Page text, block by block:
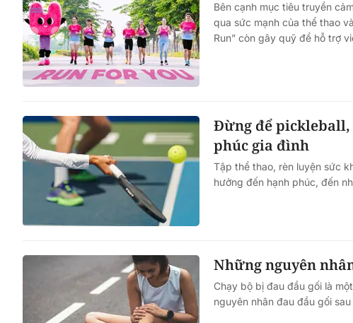
Bên cạnh mục tiêu truyền
qua sức mạnh của thể thao
Run” còn gây quỹ để hỗ trợ
Đừng để pickleball,
phúc gia đình
Tập thể thao, rèn luyện sức
hưởng đến hạnh phúc, đến
Những nguyên
Chạy bộ bị đau đầu gối là
nguyên nhân đau đầu gối
mảnh đất và bản án vì lẽ công
bằng